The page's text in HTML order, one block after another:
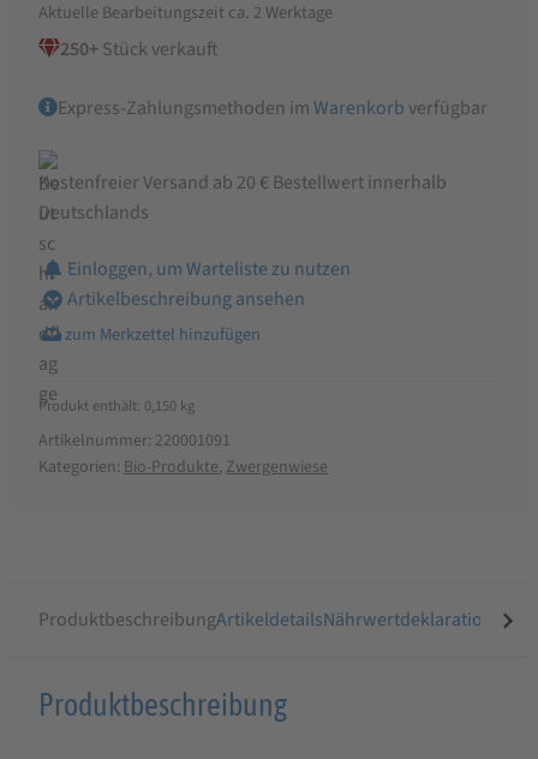
Aktuelle Bearbeitungszeit ca. 2 Werktage
250+Stück verkauft
Express-Zahlungsmethoden imWarenkorb verfügbar
Kostenfreier Versand ab 20 € Bestellwert innerhalb
Deutschlands
Einloggen, um Warteliste zu nutzen
Artikelbeschreibung ansehen
Produkt enthält: 0,150 kg
Artikelnummer: 220001091
Kategorien: Bio-Produkte, Zwergenwiese
ProduktbeschreibungArtikeldetailsNährwertdeklaration
Produktbeschreibung
Produktbeschreibung